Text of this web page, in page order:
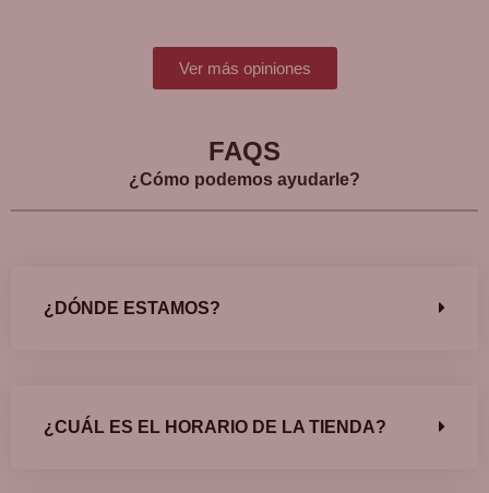
Ver más opiniones
FAQS
¿Cómo podemos ayudarle?
¿DÓNDE ESTAMOS?
¿CUÁL ES EL HORARIO DE LA TIENDA?